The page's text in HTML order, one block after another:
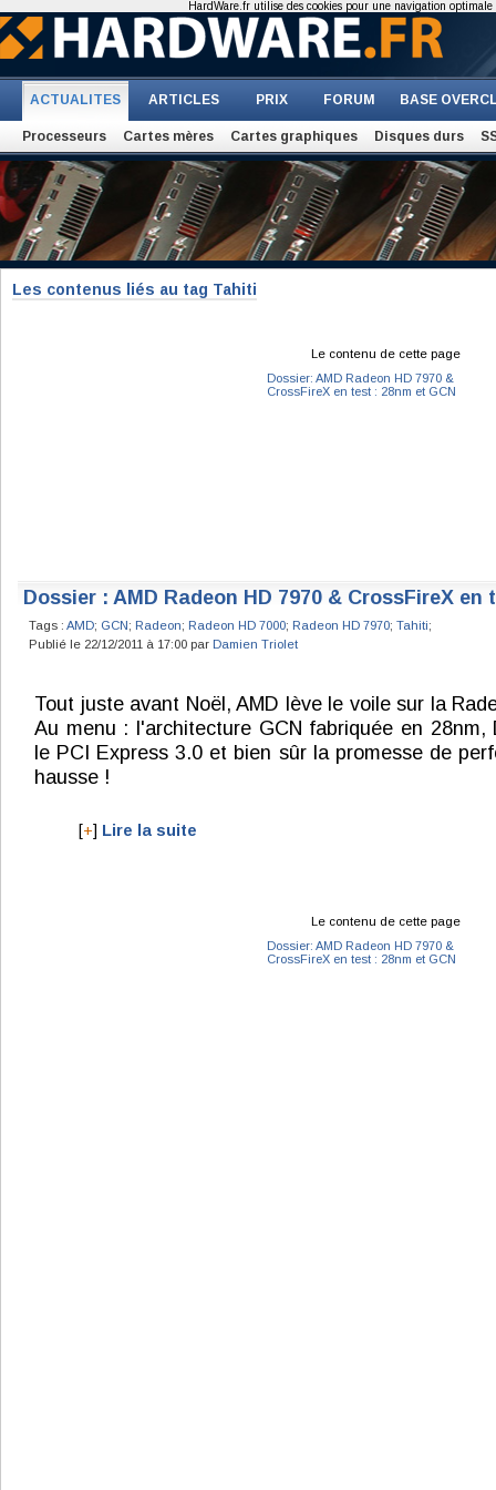
ACTUALITES ARTICLES PRIX FORUM BASE
Processeurs Cartes mères Cartes graphiques Disques durs
Les contenus liés au tag Tahiti
Le contenu de cette page
Dossier: AMD Radeon HD 7970 &
CrossFireX en test : 28nm et GCN
Dossier : AMD Radeon HD 7970 & CrossFireX en
Tags : AMD; GCN; Radeon; Radeon HD 7000; Radeon HD 7970; Tahiti;
Publié le 22/12/2011 à 17:00 par Damien Triolet
Tout juste avant Noël, AMD lève le voile sur la
Au menu : l'architecture GCN fabriquée en 28nm,
le PCI Express 3.0 et bien sûr la promesse de
hausse !
[+] Lire la suite
Le contenu de cette page
Dossier: AMD Radeon HD 7970 &
CrossFireX en test : 28nm et GCN
HardWare.fr utilise des cookies pour une navigation